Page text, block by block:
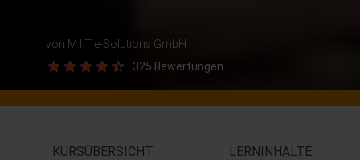
von M.I.T e-Solutions GmbH
325 Bewertungen
KURSÜBERSICHT LERNINHALTE